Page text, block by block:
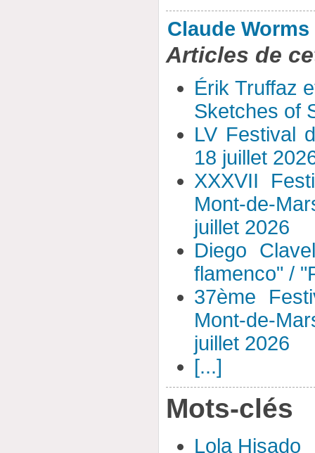
Claude Worms
Articles de
Érik Truffaz
Sketches of
LV Festival
18 juillet
XXXVII
Mont-de-
juillet 2026
Diego
flamenco" /
37ème
Mont-de-
juillet 2026
[...]
Mots-clés
Lola Hisado